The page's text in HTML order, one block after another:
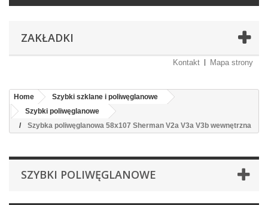
ZAKŁADKI
Kontakt Mapa strony
Home
Szybki szklane i poliwęglanowe
Szybki poliwęglanowe
Szybka poliwęglanowa 58x107 Sherman V2a V3a V3b wewnętrzna
SZYBKI POLIWĘGLANOWE